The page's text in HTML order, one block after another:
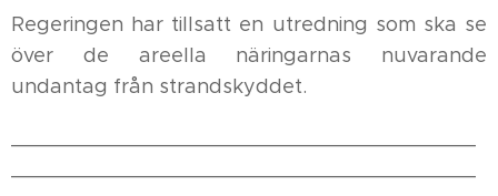
Regeringen har tillsatt en utredning som ska se
över de areella näringarnas nuvarande
undantag från strandskyddet.